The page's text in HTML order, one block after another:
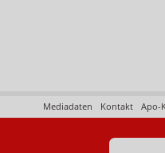
Apo-
Kontakt
Mediadaten